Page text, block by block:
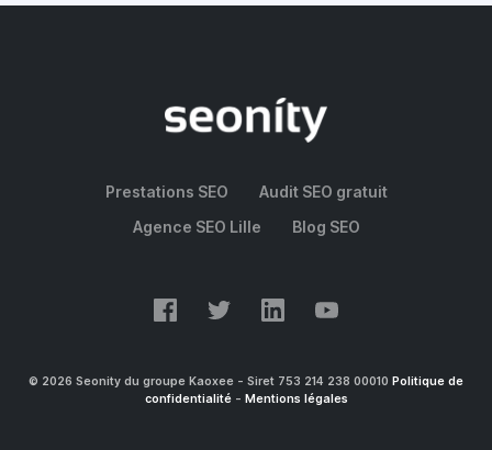
Prestations SEO Audit SEO gratuit
Agence SEO Lille Blog SEO
© 2026 Seonity du groupe Kaoxee - Siret 753 214 238 00010 Politique de
confidentialité- Mentions légales